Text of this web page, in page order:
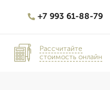
+7 993 61-88-79
Рассчитайте
стоимость онлайн